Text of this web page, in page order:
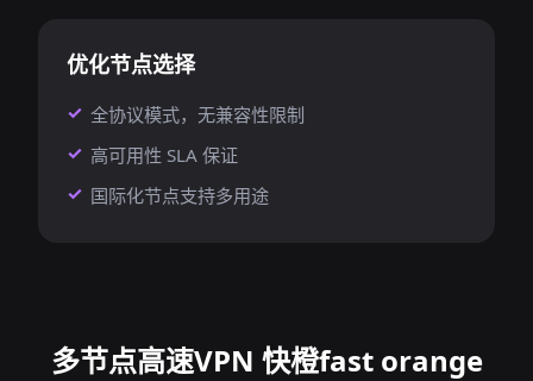
优化节点选择
全协议模式，无兼容性限制
高可用性 SLA 保证
国际化节点支持多用途
多节点高速VPN 快橙fast orange